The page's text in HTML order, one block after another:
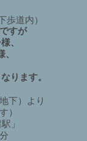
道内）
すが
、
ります。
下）より
）
」